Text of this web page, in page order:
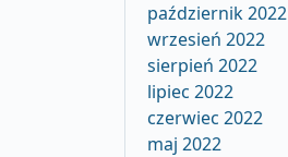
październik 2022
wrzesień 2022
sierpień 2022
lipiec 2022
czerwiec 2022
maj 2022